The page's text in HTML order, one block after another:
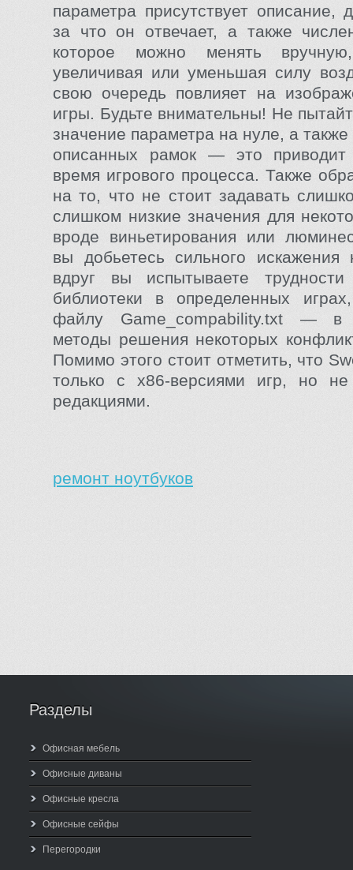
параметра присутствует описание,
за что он отвечает, а также
которое можно менять
увеличивая или уменьшая силу
свою очередь повлияет на
игры. Будьте внимательны! Не
значение параметра на нуле, а
описанных рамок — это
время игрового процесса. Также
на то, что не стоит задавать
слишком низкие значения для
вроде виньетирования или
вы добьетесь сильного искажения
вдруг вы испытываете
библиотеки в определенных
файлу Game_compability.txt —
методы решения некоторых
Помимо этого стоит отметить, что
только с x86-версиями игр, но
редакциями.
ремонт ноутбуков
Разделы
Офисная мебель
Офисные диваны
Офисные кресла
Офисные сейфы
Перегородки